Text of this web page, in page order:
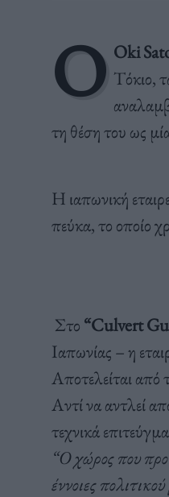
Ο Oki
Τόκιο,
τη θέσητου ως μί
Η ιαπωνική
πεύκα, το οποίο
Στο “Culvert
Ιαπωνίας – η
Αποτελείται από
Αντί να αντλεί
τεχνικά
“Ο χώρος που
έννοιες